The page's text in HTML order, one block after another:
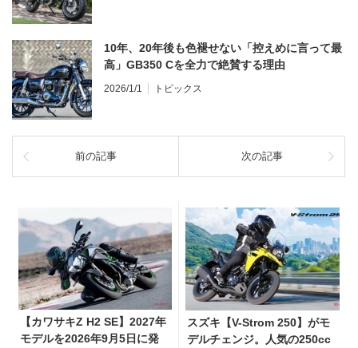
10年、20年後も色褪せない「控えめに言って最
高」GB350 Cを全力で絶賛する理由
2026/1/1 トピックス
前の記事 次の記事
【カワサキZ H2 SE】2027年
モデルを2026年9月5日に発
スズキ【V-Strom 250】がモ
デルチェンジ。人気の250cc